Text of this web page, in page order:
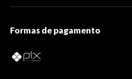
Formas de pagamento